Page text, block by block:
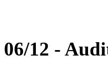
06/12 -